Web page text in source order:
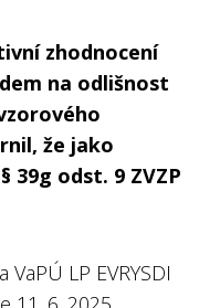
zhodnocení
na odlišnost
že jako
39g odst. 9 ZVZP
LP EVRYSDI